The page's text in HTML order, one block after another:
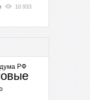
10 933
РФ